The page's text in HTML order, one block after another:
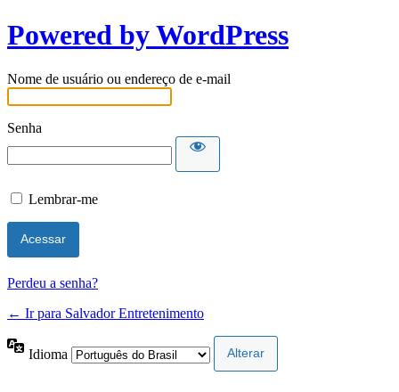
Powered by WordPress
Nome de usuário ou endereço de e-mail
Senha
Lembrar-me
Perdeu a senha?
← Ir para Salvador Entretenimento
Idioma